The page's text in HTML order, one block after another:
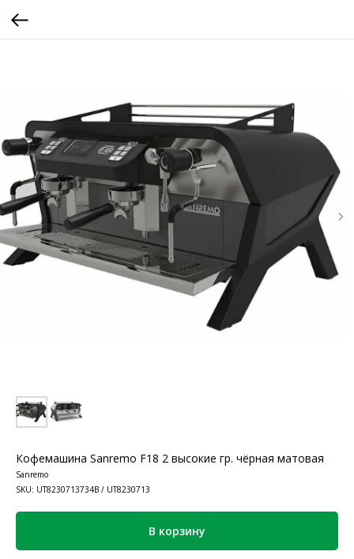
Кофемашина Sanremo F18 2 высокие гр. чёрная матовая
Sanremo
SKU: UT8230713734B / UT8230713
В корзину